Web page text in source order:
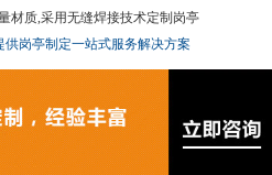
材质,采用无缝焊接技术定制岗亭
岗亭制定一站式服务解决方案